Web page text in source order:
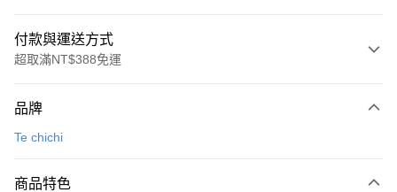
付款與運送方式
超取滿NT$388免運
信用卡一次付款
3 期 0 利率 每期
品牌
Te chichi
商品特色